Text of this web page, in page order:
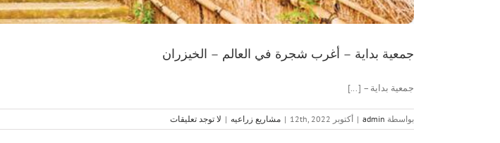
جمعية بداية – أغرب شجرة في العالم – الخيزران
جمعية بداية – [...]
بواسطة admin
| أكتوبر 12th, 2022 | مشاريع زراعيه | لا توجد تعليقات